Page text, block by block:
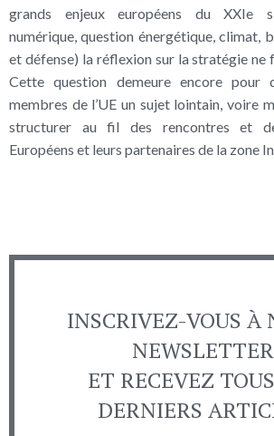
grands enjeux européens du XXIe
numérique, question énergétique, climat,
et défense) la réflexion sur la stratégie ne
Cette question demeure encore pour
membres de l’UE un sujet lointain, voire
structurer au fil des rencontres et
Européens et leurs partenaires de la zone
INSCRIVEZ-VOUS À
NEWSLETTER
ET RECEVEZ
DERNIERS